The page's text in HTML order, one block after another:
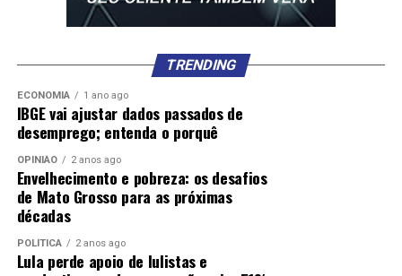
TRENDING
ECONOMIA 1 ano ago
IBGE vai ajustar dados passados de
desemprego; entenda o porquê
OPINIÃO 2 anos ago
Envelhecimento e pobreza: os desafios
de Mato Grosso para as próximas
décadas
POLÍTICA 2 anos ago
Lula perde apoio de lulistas e